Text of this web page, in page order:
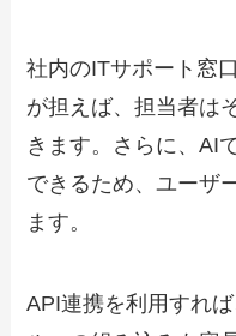
社内のITサポート窓
が担えば、担当者は
きます。さらに、AI
できるため、ユーザ
ます。
API連携を利用すれ